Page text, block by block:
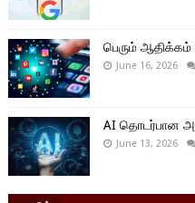
பெரும்
June 16, 2026
AI தொடர்பான
June 13, 2026